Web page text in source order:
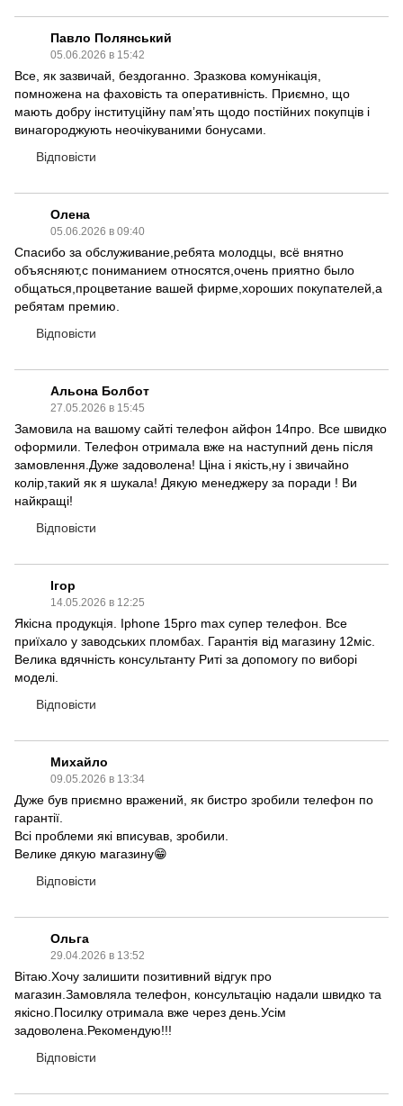
Павло Полянський
05.06.2026 в 15:42
Все, як зазвичай, бездоганно. Зразкова комунікація,
помножена на фаховість та оперативність. Приємно, що
мають добру інституційну памʼять щодо постійних покупців і
винагороджують неочікуваними бонусами.
Відповісти
Олена
05.06.2026 в 09:40
Спасибо за обслуживание,ребята молодцы, всё внятно
объясняют,с пониманием относятся,очень приятно было
общаться,процветание вашей фирме,хороших покупателей,а
ребятам премию.
Відповісти
Альона Болбот
27.05.2026 в 15:45
Замовила на вашому сайті телефон айфон 14про. Все швидко
оформили. Телефон отримала вже на наступний день після
замовлення.Дуже задоволена! Ціна і якість,ну і звичайно
колір,такий як я шукала! Дякую менеджеру за поради ! Ви
найкращі!
Відповісти
Ігор
14.05.2026 в 12:25
Якісна продукція. Iphone 15pro max супер телефон. Все
приїхало у заводських пломбах. Гарантія від магазину 12міс.
Велика вдячність консультанту Риті за допомогу по виборі
моделі.
Відповісти
Михайло
09.05.2026 в 13:34
Дуже був приємно вражений, як бистро зробили телефон по
гарантії.
Всі проблеми які вписував, зробили.
Велике дякую магазину😁
Відповісти
Ольга
29.04.2026 в 13:52
Вітаю.Хочу залишити позитивний відгук про
магазин.Замовляла телефон, консультацію надали швидко та
якісно.Посилку отримала вже через день.Усім
задоволена.Рекомендую!!!
Відповісти